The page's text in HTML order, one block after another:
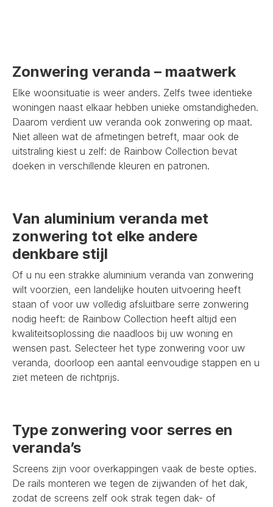
Zonwering veranda – maatwerk
Elke woonsituatie is weer anders. Zelfs twee identieke
woningen naast elkaar hebben unieke omstandigheden.
Daarom verdient uw veranda ook zonwering op maat.
Niet alleen wat de afmetingen betreft, maar ook de
uitstraling kiest u zelf: de Rainbow Collection bevat
doeken in verschillende kleuren en patronen.
Van aluminium veranda met
zonwering tot elke andere
denkbare stijl
Of u nu een strakke aluminium veranda van zonwering
wilt voorzien, een landelijke houten uitvoering heeft
staan of voor uw volledig afsluitbare serre zonwering
nodig heeft: de Rainbow Collection heeft altijd een
kwaliteitsoplossing die naadloos bij uw woning en
wensen past. Selecteer het type zonwering voor uw
veranda, doorloop een aantal eenvoudige stappen en u
ziet meteen de richtprijs.
Type zonwering voor serres en
veranda’s
Screens zijn voor overkappingen vaak de beste opties.
De rails monteren we tegen de zijwanden of het dak,
zodat de screens zelf ook strak tegen dak- of